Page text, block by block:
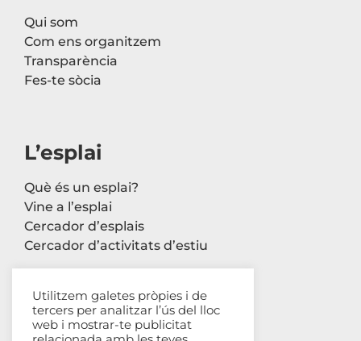
Qui som
Com ens organitzem
Transparència
Fes-te sòcia
L’esplai
Què és un esplai?
Vine a l’esplai
Cercador d’esplais
Cercador d’activitats d’estiu
Contacte
Utilitzem galetes pròpies i de
tercers per analitzar l’ús del lloc
web i mostrar-te publicitat